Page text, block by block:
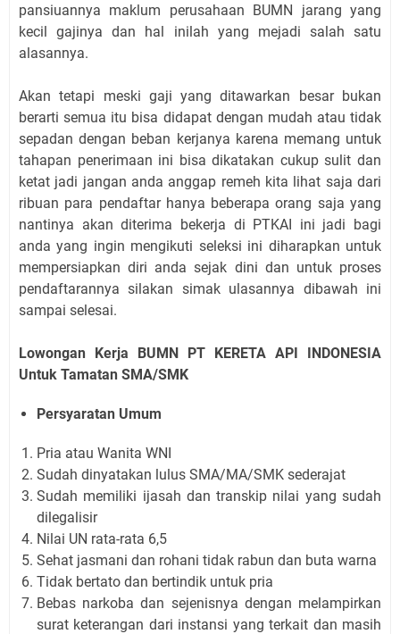
pansiuannya maklum perusahaan BUMN jarang yang
kecil gajinya dan hal inilah yang mejadi salah satu
alasannya.
Akan tetapi meski gaji yang ditawarkan besar bukan
berarti semua itu bisa didapat dengan mudah atau tidak
sepadan dengan beban kerjanya karena memang untuk
tahapan penerimaan ini bisa dikatakan cukup sulit dan
ketat jadi jangan anda anggap remeh kita lihat saja dari
ribuan para pendaftar hanya beberapa orang saja yang
nantinya akan diterima bekerja di PTKAI ini jadi bagi
anda yang ingin mengikuti seleksi ini diharapkan untuk
mempersiapkan diri anda sejak dini dan untuk proses
pendaftarannya silakan simak ulasannya dibawah ini
sampai selesai.
Lowongan Kerja BUMN PT KERETA API INDONESIA
Untuk Tamatan SMA/SMK
Persyaratan Umum
Pria atau Wanita WNI
Sudah dinyatakan lulus SMA/MA/SMK sederajat
Sudah memiliki ijasah dan transkip nilai yang sudah
dilegalisir
Nilai UN rata-rata 6,5
Sehat jasmani dan rohani tidak rabun dan buta warna
Tidak bertato dan bertindik untuk pria
Bebas narkoba dan sejenisnya dengan melampirkan
surat keterangan dari instansi yang terkait dan masih